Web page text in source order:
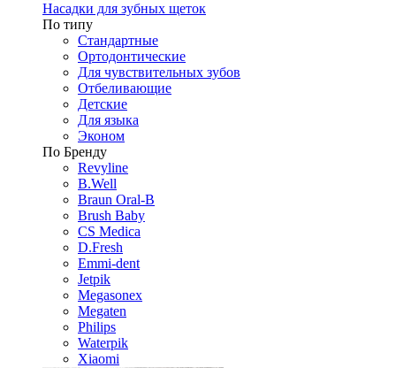
Насадки для зубных щеток
По типу
Стандартные
Ортодонтические
Для чувствительных зубов
Отбеливающие
Детские
Для языка
Эконом
По Бренду
Revyline
B.Well
Braun Oral-B
Brush Baby
CS Medica
D.Fresh
Emmi-dent
Jetpik
Megasonex
Megaten
Philips
Waterpik
Xiaomi